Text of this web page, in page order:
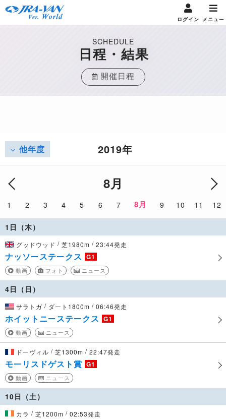
ログイン メニュー
SCHEDULE
日程・結果
開催日程
他年度 2019年
8月
1 2 3 4 5 6 7 8月 9 10 11 12
1日（木）
グッドウッド / 芝1980m / 23:44発走
ナッソーステークス G1
動画 フォト ニュース
4日（日）
サラトガ / ダート1800m / 06:46発走
ホイットニーステークス G1
動画 ニュース
ドーヴィル / 芝1300m / 22:47発走
モーリスドゲスト賞 G1
動画 ニュース
10日（土）
カラ / 芝1200m / 02:53発走